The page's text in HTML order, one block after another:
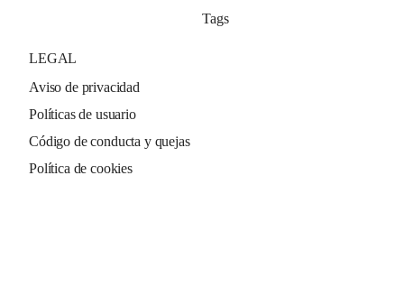
Tags
LEGAL
Aviso de privacidad
Políticas de usuario
Código de conducta y quejas
Política de cookies